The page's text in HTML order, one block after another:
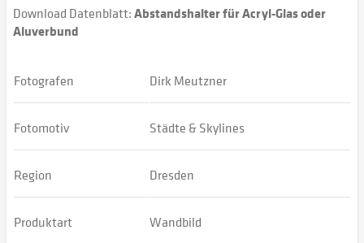
Download Datenblatt:Abstandshalter für Acryl-Glas oder
Aluverbund
Fotografen Dirk Meutzner
Fotomotiv Städte & Skylines
Region Dresden
Produktart Wandbild